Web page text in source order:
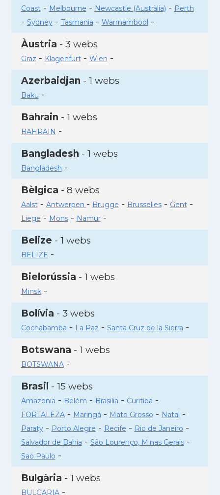
Coast- Melbourne - Newcastle (Austràlia) - Perth
- Sydney- Tasmania - Warrnambool -
Àustria - 3 webs
Graz - Klagenfurt- Wien -
Azerbaidjan - 1 webs
Baku -
Bahrain - 1 webs
BAHRAIN -
Bangladesh - 1 webs
Bangladesh -
Bèlgica - 8 webs
Aalst- Antwerpen - Brugge - Brusselles- Gent-
Liege - Mons- Namur-
Belize - 1 webs
BELIZE -
Bielorússia - 1 webs
Minsk-
Bolívia - 3 webs
Cochabamba - La Paz - Santa Cruz de la Sierra -
Botswana - 1 webs
BOTSWANA-
Brasil - 15 webs
Amazonia - Belém - Brasilia - Curitiba -
FORTALEZA- Maringá - Mato Grosso - Natal -
Paraty- Porto Alegre - Recife - Rio de Janeiro -
Salvador de Bahia - São Lourenço, Minas Gerais-
Sao Paulo -
Bulgària - 1 webs
BULGARIA-